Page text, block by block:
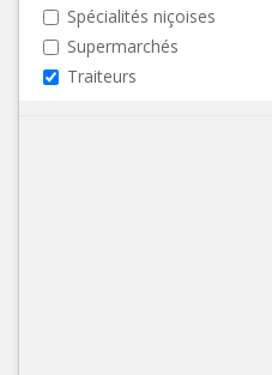
Spécialités niçoises
Supermarchés
Traiteurs